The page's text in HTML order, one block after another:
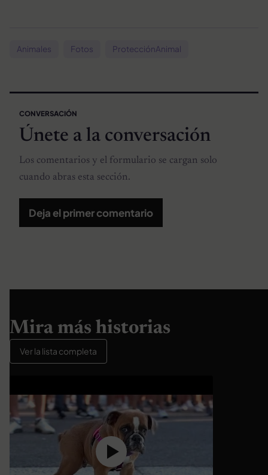
Animales Fotos ProtecciónAnimal
CONVERSACIÓN
Únete a la conversación
Los comentarios y el formulario se cargan solo
cuando abras esta sección.
Deja el primer comentario
Mira más historias
Ver la lista completa